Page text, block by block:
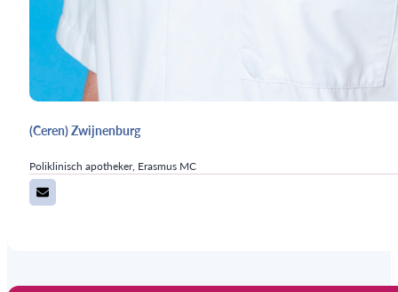
(Ceren) Zwijnenburg
Poliklinisch apotheker, Erasmus MC